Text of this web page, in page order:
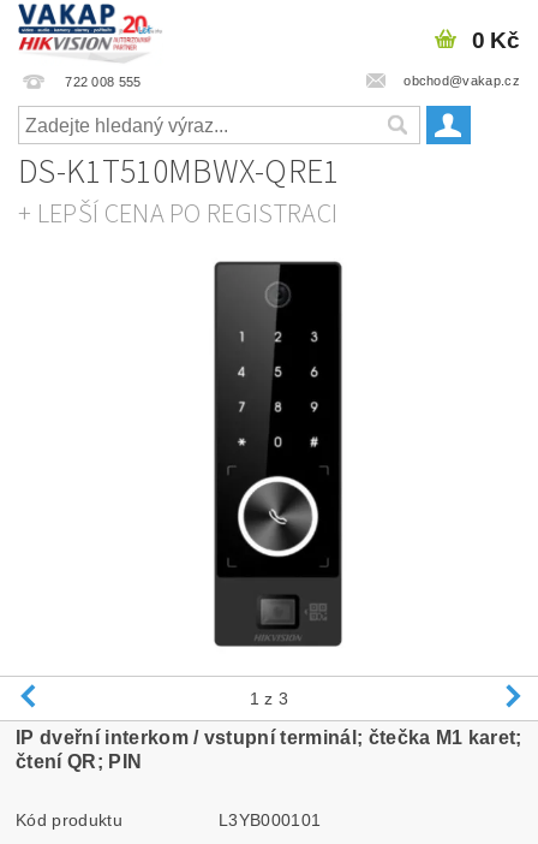
722 008 555 obchod@vakap.cz
0 Kč
DS-K1T510MBWX-QRE1
+ LEPŠÍ CENA PO REGISTRACI
1 z 3
IP dveřní interkom / vstupní terminál; čtečka M1 karet;
čtení QR; PIN
Kód produktu L3YB000101